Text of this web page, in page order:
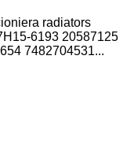
radiators
6193 20587125
7482704531...